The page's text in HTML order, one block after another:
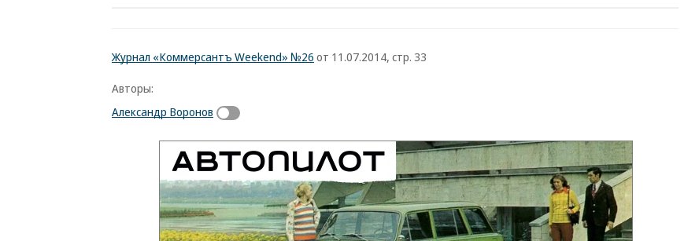
Журнал «Коммерсантъ Weekend» №26 от 11.07.2014, стр. 33
Авторы:
Александр Воронов